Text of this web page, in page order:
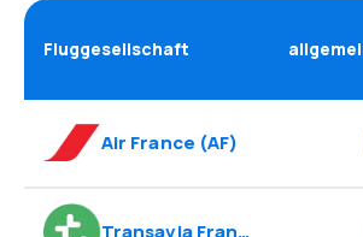
Fluggesellschaft
Air France (AF)
Transavia France